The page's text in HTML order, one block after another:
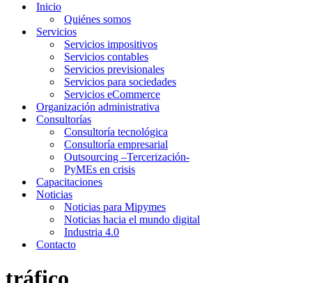
navegación
Inicio
Quiénes somos
Servicios
Servicios impositivos
Servicios contables
Servicios previsionales
Servicios para sociedades
Servicios eCommerce
Organización administrativa
Consultorías
Consultoría tecnológica
Consultoría empresarial
Outsourcing –Tercerización-
PyMEs en crisis
Capacitaciones
Noticias
Noticias para Mipymes
Noticias hacia el mundo digital
Industria 4.0
Contacto